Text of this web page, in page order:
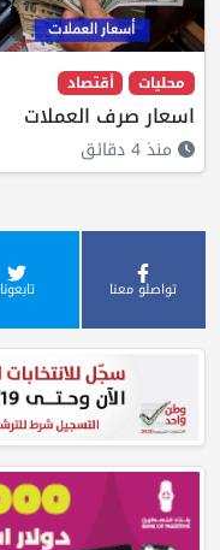
محليات أقتصاد
اسعار صرف العملات
منذ 4 دقائق
تواصلو معنا تابعونا